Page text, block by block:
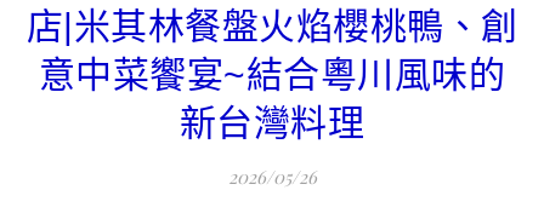
店|米其林餐盤火焰櫻桃鴨、創
意中菜饗宴~結合粵川風味的
新台灣料理
2026/05/26